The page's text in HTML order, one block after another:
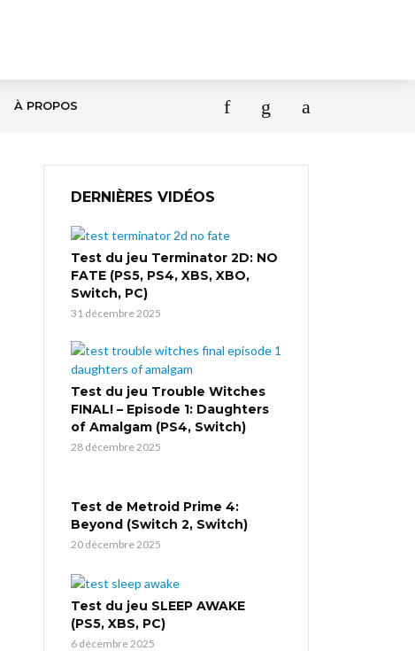
À PROPOS
DERNIÈRES VIDÉOS
Test du jeu Terminator 2D: NO
FATE (PS5, PS4, XBS, XBO,
Switch, PC)
31 décembre 2025
Test du jeu Trouble Witches
FINAL! – Episode 1: Daughters
of Amalgam (PS4, Switch)
28 décembre 2025
Test de Metroid Prime 4:
Beyond (Switch 2, Switch)
20 décembre 2025
Test du jeu SLEEP AWAKE
(PS5, XBS, PC)
6 décembre 2025